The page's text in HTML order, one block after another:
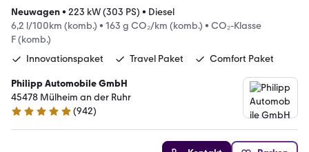
Neuwagen• 223 kW (303 PS) • Diesel
6,2 l/100km (komb.) • 163 g CO₂/km (komb.) • CO₂-Klasse
F (komb.)
Innovationspaket
Travel Paket Comfort Paket
Philipp Automobile GmbH
45478 Mülheim an der Ruhr
4.9 Sterne
(942)